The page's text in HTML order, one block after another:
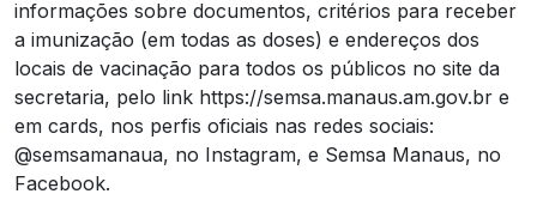
informações sobre documentos, critérios para receber
a imunização (em todas as doses) e endereços dos
locais de vacinação para todos os públicos no site da
secretaria, pelo link https://semsa.manaus.am.gov.br e
em cards, nos perfis oficiais nas redes sociais:
@semsamanaua, no Instagram, e Semsa Manaus, no
Facebook.